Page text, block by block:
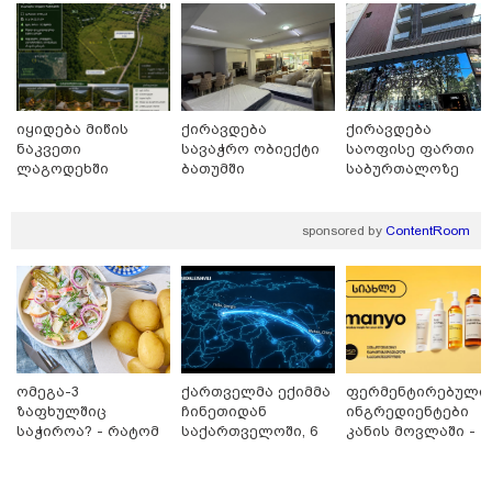
08:49 / 08-08-2026
"არასდროს მითქვამს, რომ ჩვენები ხელებაწეულს ან
დატყვევებულს "ხვრეტდნენ", ეგ არასდროს მინახავს
და არც რაიმე ფაქტი ვიცი" - გიორგი ბარამიძე
იყიდება მიწის
ნაკვეთი
ლაგოდეხში
ქირავდება
სავაჭრო ობიექტი
ბათუმში
ქირავდება
საოფისე ფართი
საბურთალოზე
sponsored by ContentRoom
ომეგა-3
ზაფხულშიც
საჭიროა? - რატომ
ქართველმა ექიმმა
ჩინეთიდან
საქართველოში, 6
ფერმენტირებული
ინგრედიენტები
კანის მოვლაში -